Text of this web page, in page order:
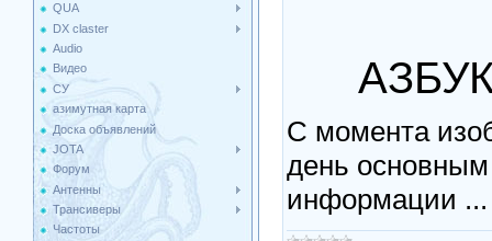
QUA
DX claster
Audio
Видео
СУ
азимутная карта
Доска объявлений
JOTA
Форум
Антенны
Трансиверы
Частоты
С момента
день основным
информации